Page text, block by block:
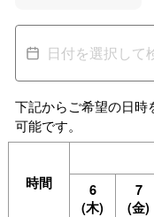
下記からご希望の日時
可能です。
時間
6
(木)
7
(金)